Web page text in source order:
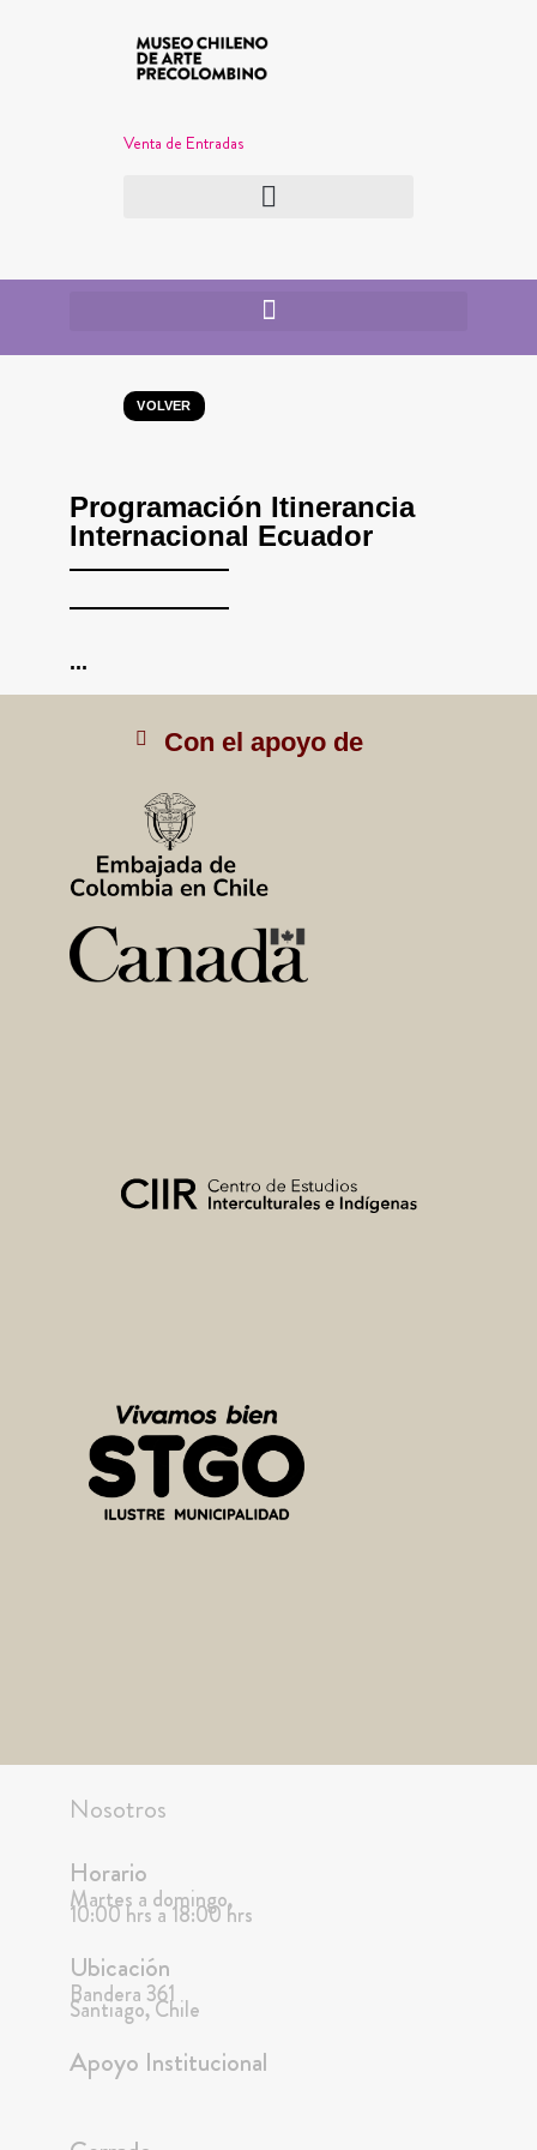
Venta de Entradas
VOLVER
Programación Itinerancia
Internacional Ecuador
...
Con el apoyo de
Nosotros
Horario
Martes a domingo,
10:00 hrs a 18:00 hrs
Ubicación
Bandera 361
Santiago, Chile
Apoyo Institucional